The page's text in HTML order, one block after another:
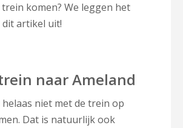
komen? We leggen het
artikel uit!
naar Ameland
niet met de trein op
Dat is natuurlijk ook